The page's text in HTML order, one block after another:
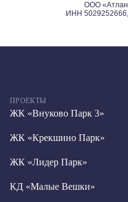
ПРОЕКТЫ
ЖК «Внуково Парк 3»
ЖК «Крекшино Парк»
ЖК «Лидер Парк»
КД «Малые Вешки»